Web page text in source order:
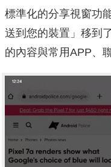
標準化的分享視窗功
送到您的裝置」移到
的內容與常用APP、